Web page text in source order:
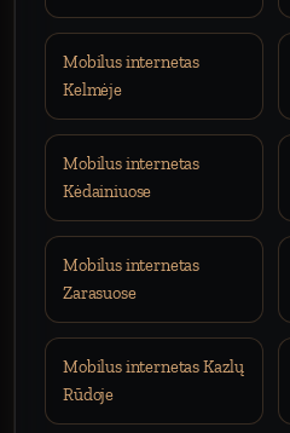
Mobilus internetas
Kelmėje
Mobilus internetas
Kėdainiuose
Mobilus internetas
Zarasuose
Mobilus internetas Kazlų
Rūdoje